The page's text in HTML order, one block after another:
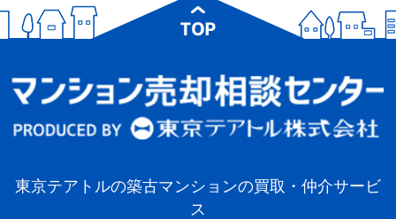
東京テアトルの築古マンションの買取・仲介サービ
ス